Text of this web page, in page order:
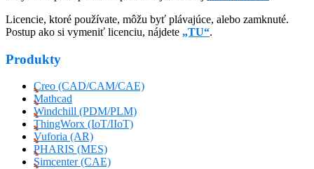
Licencie, ktoré používate, môžu byť plávajúce, alebo zamknuté.
Postup ako si vymeniť licenciu, nájdete „TU“.
Produkty
Creo (CAD/CAM/CAE)
Mathcad
Windchill (PDM/PLM)
ThingWorx (IoT/IIoT)
Vuforia (AR)
PHARIS (MES)
Simcenter (CAE)